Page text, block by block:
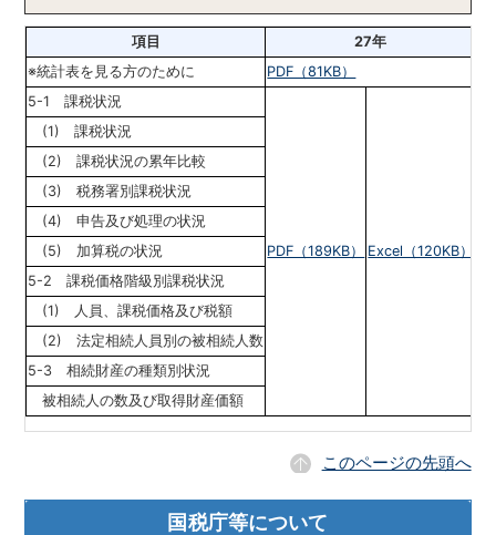
項目
27年
※統計表を見る方のために
PDF（81KB）
5-1 課税状況
PDF（189KB） Excel（120KB）
(1) 課税状況
(2) 課税状況の累年比較
(3) 税務署別課税状況
(4) 申告及び処理の状況
(5) 加算税の状況
5-2 課税価格階級別課税状況
(1) 人員、課税価格及び税額
(2) 法定相続人員別の被相続人数
5-3 相続財産の種類別状況
被相続人の数及び取得財産価額
このページの先頭へ
国税庁等について